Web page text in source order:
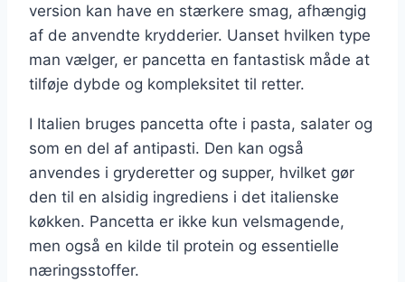
version kan have en stærkere smag, afhængig
af de anvendte krydderier. Uanset hvilken type
man vælger, er pancetta en fantastisk måde at
tilføje dybde og kompleksitet til retter.
I Italien bruges pancetta ofte i pasta, salater og
som en del af antipasti. Den kan også
anvendes i gryderetter og supper, hvilket gør
den til en alsidig ingrediens i det italienske
køkken. Pancetta er ikke kun velsmagende,
men også en kilde til protein og essentielle
næringsstoffer.